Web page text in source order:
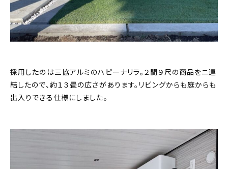
採用したのは三協アルミのハピーナリラ。２間９尺の商品をニ連
結したので、約１３畳の広さがあります。リビングからも庭からも
出入りできる仕様にしました。